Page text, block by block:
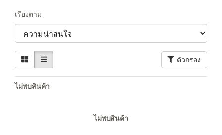
เรียงตาม
ตัวกรอง
ไม่พบสินค้า
ไม่พบสินค้า